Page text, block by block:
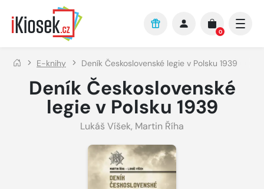
Přejít na hlavní obsah
0
E-knihy Deník Československé legie v Polsku 1939
Deník Československé
legie v Polsku 1939
Lukáš Víšek, Martin Říha